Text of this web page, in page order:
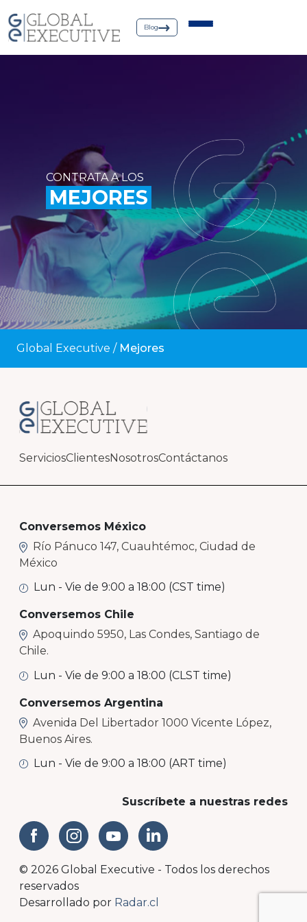
Blog
CONTRATA A LOS
MEJORES
Global Executive / Mejores
ServiciosClientesNosotrosContáctanos
Conversemos México
Río Pánuco 147, Cuauhtémoc, Ciudad de
México
Lun - Vie de 9:00 a 18:00 (CST time)
Conversemos Chile
Apoquindo 5950, Las Condes, Santiago de
Chile.
Lun - Vie de 9:00 a 18:00 (CLST time)
Conversemos Argentina
Avenida Del Libertador 1000 Vicente López,
Buenos Aires.
Lun - Vie de 9:00 a 18:00 (ART time)
Suscríbete a nuestras redes
© 2026 Global Executive - Todos los derechos
reservados
Desarrollado por Radar.cl